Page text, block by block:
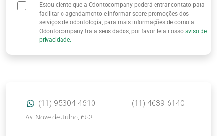
Estou ciente que a Odontocompany poderá entrar contato para
facilitar o agendamento e informar sobre promoções dos
serviços de odontologia, para mais informações de como a
Odontocompany trata seus dados, por favor, leia nossoaviso de
privacidade.
(11) 95304-4610 (11) 4639-6140
Av. Nove de Julho, 653